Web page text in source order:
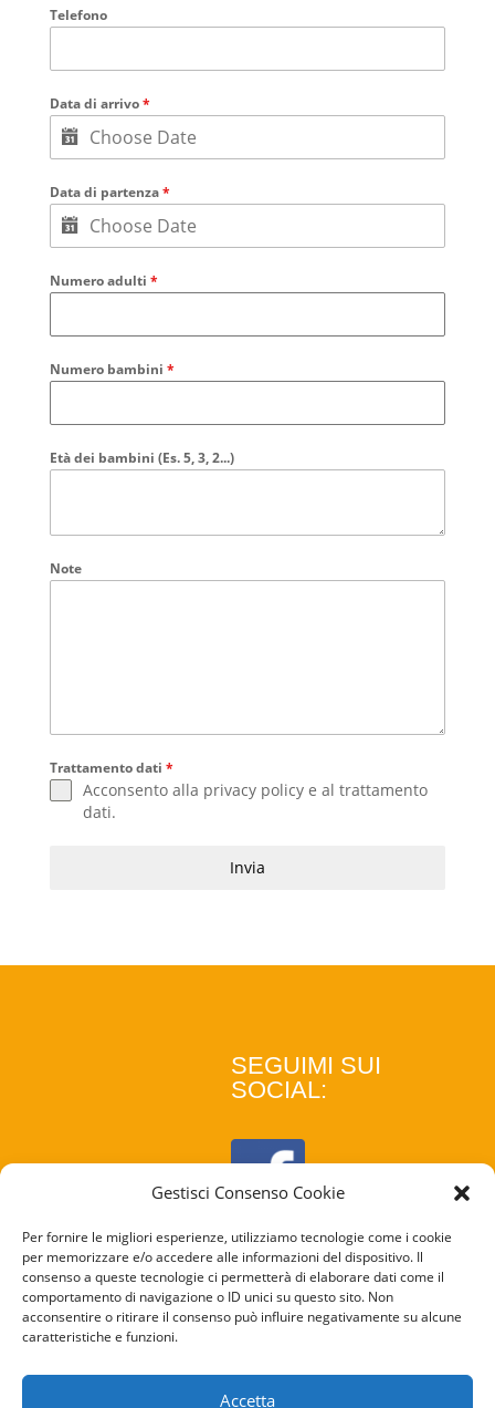
Gestisci Consenso Cookie
Per fornire le migliori esperienze, utilizziamo tecnologie come i cookie
per memorizzare e/o accedere alle informazioni del dispositivo. Il
consenso a queste tecnologie ci permetterà di elaborare dati come il
comportamento di navigazione o ID unici su questo sito. Non
acconsentire o ritirare il consenso può influire negativamente su alcune
caratteristiche e funzioni.
Accetta
Telefono
Data di arrivo*
Data di partenza*
Numero adulti *
Numero bambini *
Età dei bambini (Es. 5, 3, 2...)
Note
Trattamento dati *
Acconsento alla privacy policye al trattamento
dati.
Invia
SEGUIMI SUI
SOCIAL:
COOKIE
POLICY